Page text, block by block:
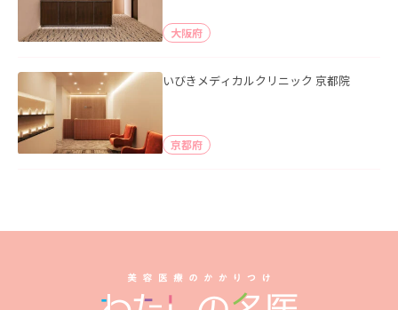
大阪府
いびきメディカルクリニック 京都院
京都府